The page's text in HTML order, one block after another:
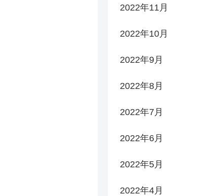
2022年11月
2022年10月
2022年9月
2022年8月
2022年7月
2022年6月
2022年5月
2022年4月